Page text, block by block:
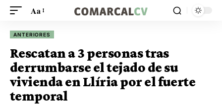
Aa
ANTERIORES
Rescatan a 3 personas tras
derrumbarse el tejado de su
vivienda en Llíria por el fuerte
temporal